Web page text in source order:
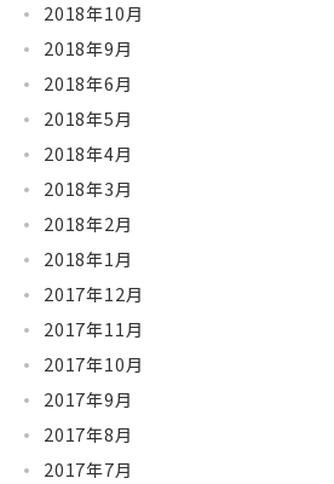
2018年10月
2018年9月
2018年6月
2018年5月
2018年4月
2018年3月
2018年2月
2018年1月
2017年12月
2017年11月
2017年10月
2017年9月
2017年8月
2017年7月